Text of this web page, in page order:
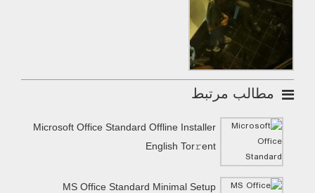
مطالب مرتبط
Microsoft Office Standard Offline Installer
English Tor𝚛ent
MS Office Standard Minimal Setup